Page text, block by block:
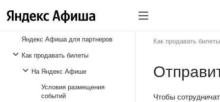
Яндекс Афиша для партнеров
Как продавать билеты
На Яндекс Афише
Условия размещения
событий
Как продавать билеты
Чтобы